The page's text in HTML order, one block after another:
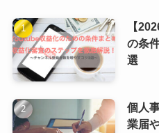
【
の条
選
個人
業届